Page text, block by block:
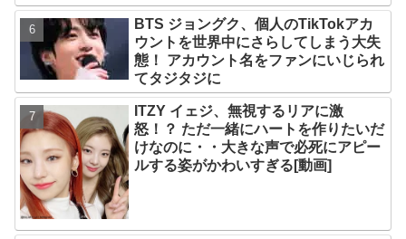
リースイベントあれこれを紹介
BTS ジョングク、個人のTikTokアカ
ウントを世界中にさらしてしまう大失
態！ アカウント名をファンにいじられ
てタジタジに
ITZY イェジ、無視するリアに激
怒！？ ただ一緒にハートを作りたいだ
けなのに・・大きな声で必死にアピー
ルする姿がかわいすぎる[動画]